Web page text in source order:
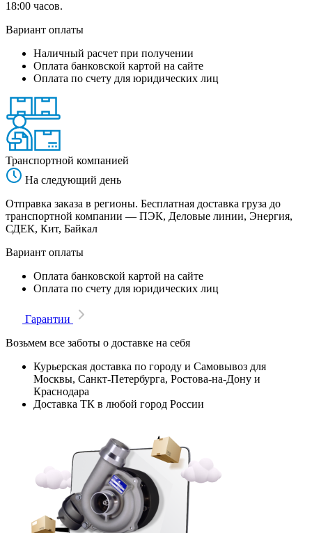
18:00 часов.
Вариант оплаты
Наличный расчет при получении
Оплата банковской картой на сайте
Оплата по счету для юридических лиц
Транспортной компанией
На следующий день
Отправка заказа в регионы. Бесплатная доставка груза до
транспортной компании — ПЭК, Деловые линии, Энергия,
СДЕК, Кит, Байкал
Вариант оплаты
Оплата банковской картой на сайте
Оплата по счету для юридических лиц
Гарантии
Возьмем все заботы о доставке на себя
Курьерская доставка по городу и Самовывоз для
Москвы, Санкт-Петербурга, Ростова-на-Дону и
Краснодара
Доставка ТК в любой город России